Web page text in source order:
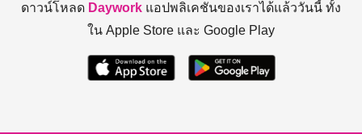
ดาวน์โหลด Daywork แอปพลิเคชันของเราได้แล้ววันนี้ ทั้ง
ใน Apple Store และ Google Play